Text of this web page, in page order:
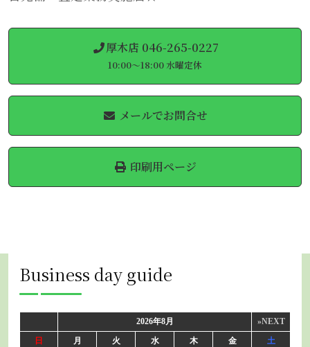
厚木店 046-265-0227
10:00～18:00 水曜定休
メールでお問合せ
印刷用ページ
Business day guide